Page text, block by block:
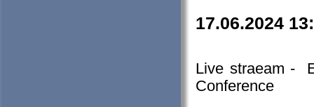
17.06.2024
Live straeam -
Conference